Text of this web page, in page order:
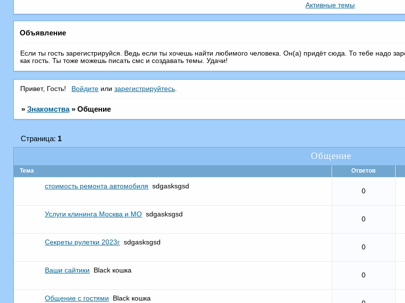
Активные темы
Объявление
Если ты гость зарегистрируйся. Ведь если ты хочешь найти любимого человека. Он(а) придёт сюда. То тебе надо
как гость. Ты тоже можешь писать смс и создавать темы. Удачи!
Привет, Гость! Войдите илизарегистрируйтесь
» Знакомства » Общение
Общение
Страница: 1
Тема Ответов
стоимость ремонта автомобиля sdgasksgsd
0
Услуги клининга Москва и МО sdgasksgsd
0
Секреты рулетки 2023г sdgasksgsd
0
Ваши сайтики Black кошка
0
Общение с гостями Black кошка